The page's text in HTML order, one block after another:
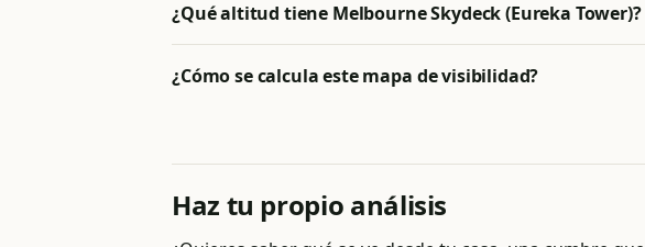
¿Qué altitud tiene Melbourne Skydeck (Eureka Tower)?
¿Cómo se calcula este mapa de visibilidad?
Haz tu propio análisis